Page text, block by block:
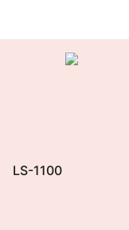
LS-1100